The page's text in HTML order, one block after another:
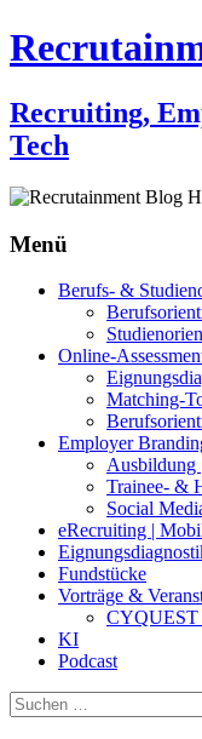
Recruiting,
Tech
Menü
Zum
Berufs- &
Online-
Matching-
Employer
Ausbildung
Trainee- &
Social
eRecruiting |
Fundstücke
Vorträge &
CYQUEST
KI
Podcast
Suchen
nach: